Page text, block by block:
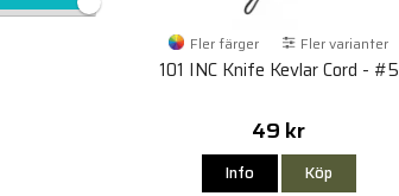
Fler färger Fler varianter
101 INC Knife Kevlar Cord - #5
49 kr
Info Köp